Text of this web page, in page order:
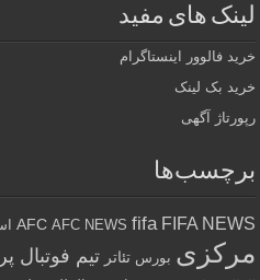
لینک های مفید
خرید فالوور اینستاگرام
خرید بک لینک
رپورتاژ آگهی
برچسب‌ها
AFC AFC NEWS fifa FIFA NEWS
مرکزی بورس تئاتر تیم فوتبال